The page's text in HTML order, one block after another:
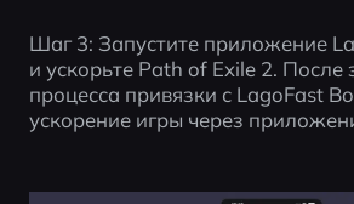
Шаг 3: Запустите приложение
и ускорьте Path of Exile 2. После
процесса привязки с LagoFast
ускорение игры через